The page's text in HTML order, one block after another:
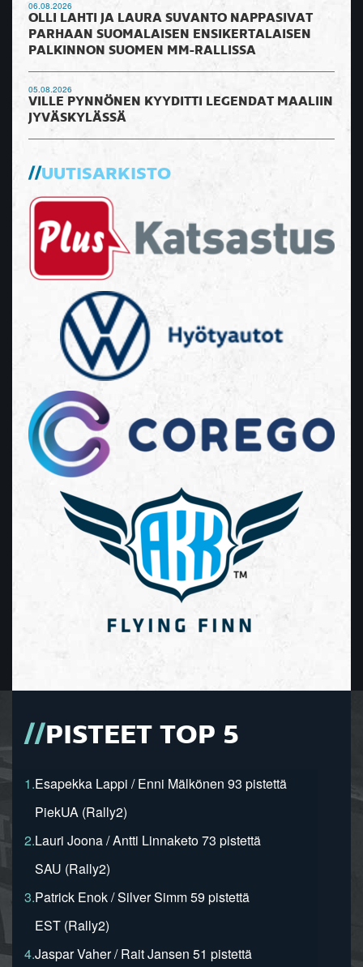
06.08.2026
OLLI LAHTI JA LAURA SUVANTO NAPPASIVAT
PARHAAN SUOMALAISEN ENSIKERTALAISEN
PALKINNON SUOMEN MM-RALLISSA
05.08.2026
VILLE PYNNÖNEN KYYDITTI LEGENDAT MAALIIN
JYVÄSKYLÄSSÄ
UUTISARKISTO
PISTEET TOP 5
1.Esapekka Lappi / Enni Mälkönen 93 pistettä
PiekUA (Rally2)
2.Lauri Joona / Antti Linnaketo 73 pistettä
SAU (Rally2)
3.Patrick Enok / Silver Simm 59 pistettä
EST (Rally2)
4.Jaspar Vaher / Rait Jansen 51 pistettä